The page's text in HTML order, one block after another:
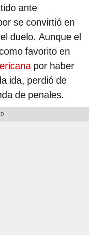
ante
se convirtió en
duelo. Aunque el
favorito en
por haber
ida, perdió de
de penales.